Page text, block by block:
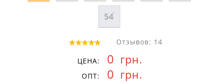
54
Отзывов: 14
ЦЕНА: 0 грн.
ОПТ: 0 грн.